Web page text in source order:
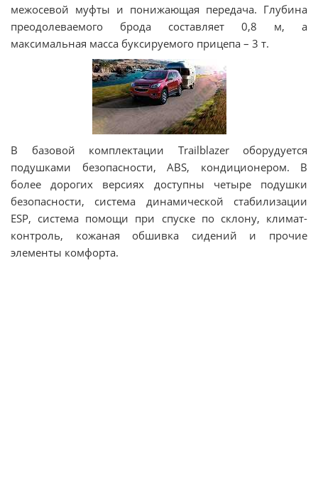
межосевой муфты и понижающая передача. Глубина
преодолеваемого брода составляет 0,8 м, а
максимальная масса буксируемого прицепа – 3 т.
В базовой комплектации Trailblazer оборудуется
подушками безопасности, ABS, кондиционером. В
более дорогих версиях доступны четыре подушки
безопасности, система динамической стабилизации
ESP, система помощи при спуске по склону, климат-
контроль, кожаная обшивка сидений и прочие
элементы комфорта.